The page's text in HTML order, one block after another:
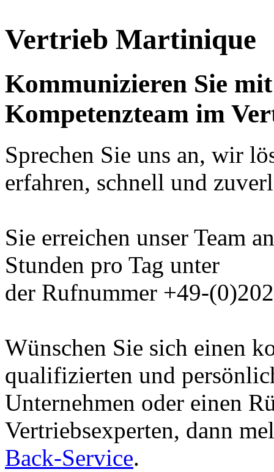
Vertrieb Martinique
Kommunizieren Sie
Kompetenzteam im
Sprechen Sie uns an, wir
erfahren, schnell und
Sie erreichen unser Team
Stunden pro Tag unter
der Rufnummer +49-
Wünschen Sie sich einen
qualifizierten und
Unternehmen oder einen
Vertriebsexperten, dann
Back-Service.